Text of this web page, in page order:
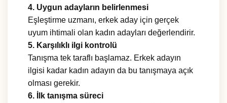
4. Uygun adayların belirlenmesi
Eşleştirme uzmanı, erkek aday için gerçek
uyum ihtimali olan kadın adayları değerlendirir.
5. Karşılıklı ilgi kontrolü
Tanışma tek taraflı başlamaz. Erkek adayın
ilgisi kadar kadın adayın da bu tanışmaya açık
olması gerekir.
6. İlk tanışma süreci